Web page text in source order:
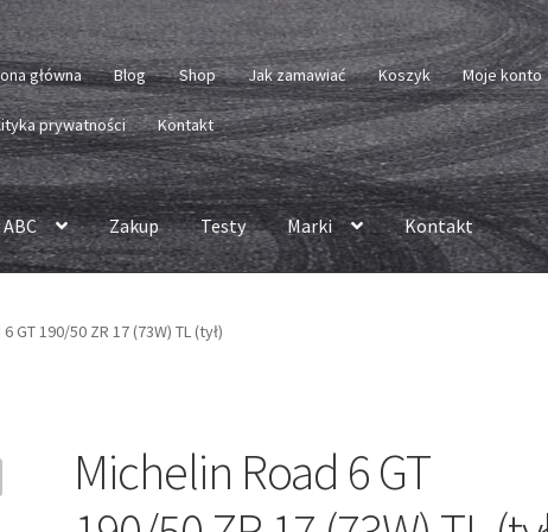
główna Blog Shop Jak zamawiać Koszyk Moje konto
prywatności Kontakt
Zakup Testy Marki Kontakt
GT 190/50 ZR 17 (73W) TL (tył)
Michelin Road 6 GT